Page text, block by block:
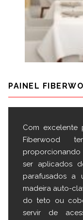
PAINEL
Com excelente
Fiberwood
ser aplicados
parafusados a
madeira auto-
do teto ou
servir de